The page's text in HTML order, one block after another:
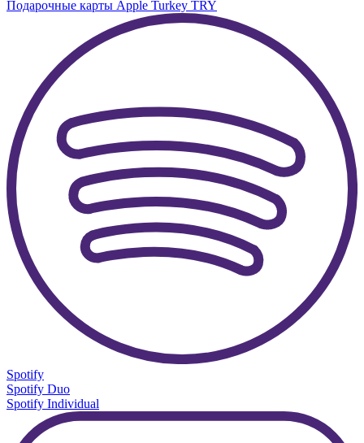
Подарочные карты Apple Turkey TRY
Spotify
Spotify Duo
Spotify Individual